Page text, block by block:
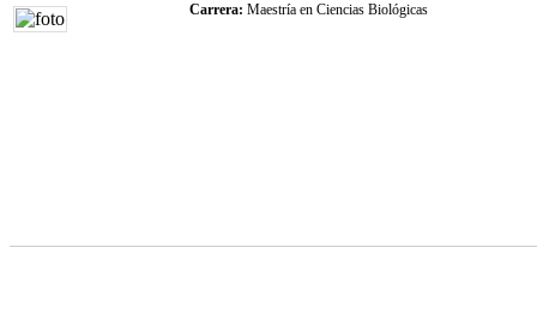
Carrera: Maestría en Ciencias Biológicas